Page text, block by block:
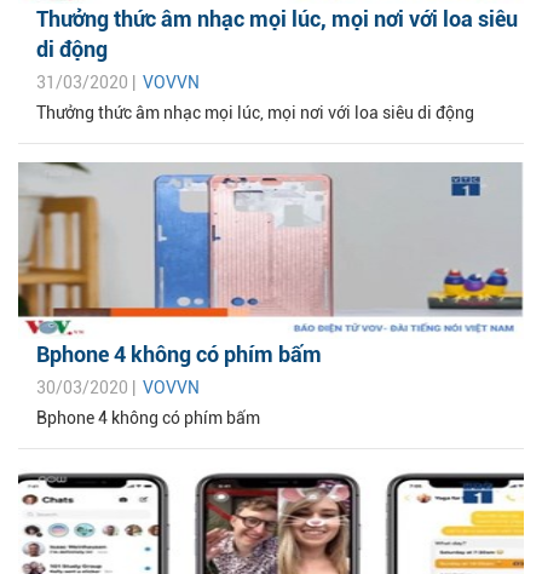
Thưởng thức âm nhạc mọi lúc, mọi nơi với loa siêu
di động
31/03/2020 | VOVVN
Thưởng thức âm nhạc mọi lúc, mọi nơi với loa siêu di động
Bphone 4 không có phím bấm
30/03/2020 | VOVVN
Bphone 4 không có phím bấm